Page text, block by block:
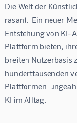
Die Welt der
rasant.  Ein neuer
Entstehung von KI-
Plattform bieten,
breiten Nutzerbasis
hunderttausenden
Plattformen
KI im Alltag.